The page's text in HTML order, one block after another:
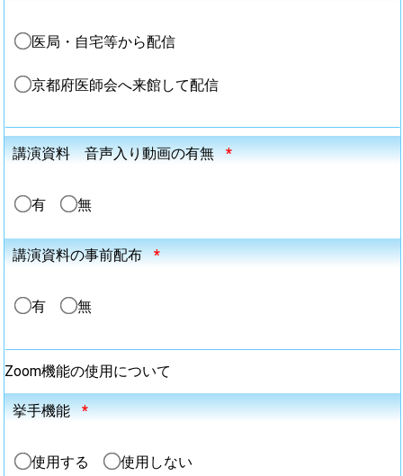
医局・自宅等から配信
京都府医師会へ来館して配信
講演資料 音声入り動画の有無 *
有 無
講演資料の事前配布 *
有 無
Zoom機能の使用について
挙手機能 *
使用する 使用しない